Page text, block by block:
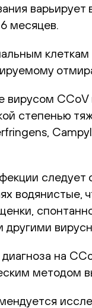
месяцев.
клеткам
CCoV
степенью
водянистые,
на
методом